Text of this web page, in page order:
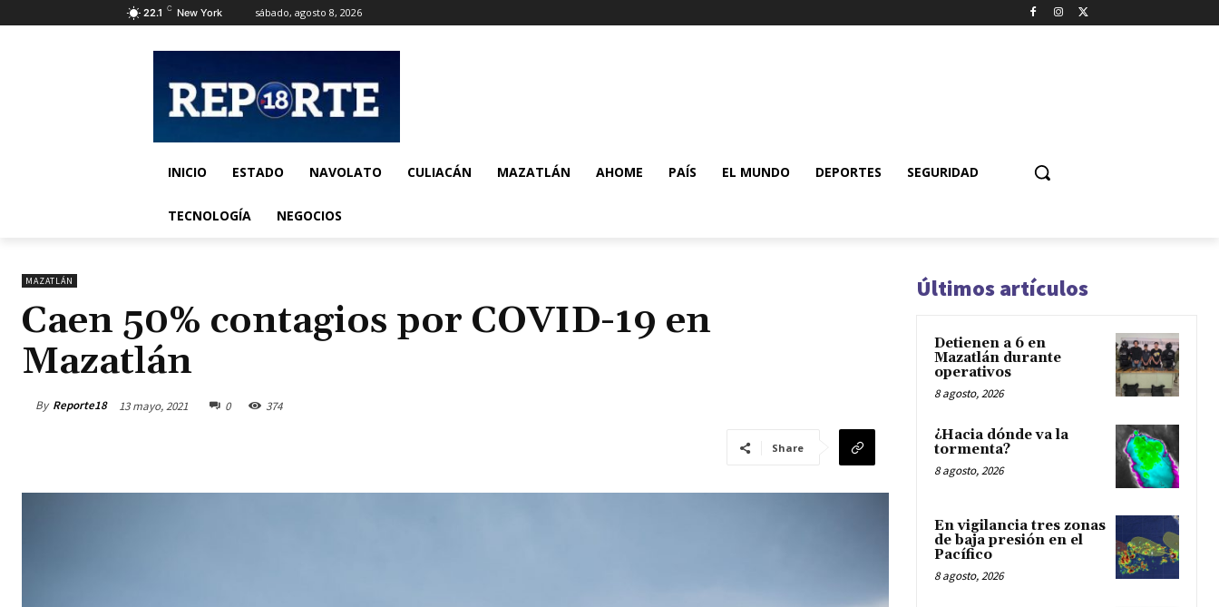
22.1 C New York sábado, agosto 8, 2026
INICIO ESTADO NAVOLATO CULIACÁN MAZATLÁN AHOME PAÍS EL MUNDO DEPORTES SEGURIDAD
TECNOLOGÍA NEGOCIOS
MAZATLÁN
Caen 50% contagios por COVID-19 en
Mazatlán
By Reporte18 13 mayo, 2021 0 374
Share
Últimos artículos
Detienen a 6 en
Mazatlán durante
operativos
8 agosto, 2026
¿Hacia dónde va la
tormenta?
8 agosto, 2026
En vigilancia tres zonas
de baja presión en el
Pacífico
8 agosto, 2026